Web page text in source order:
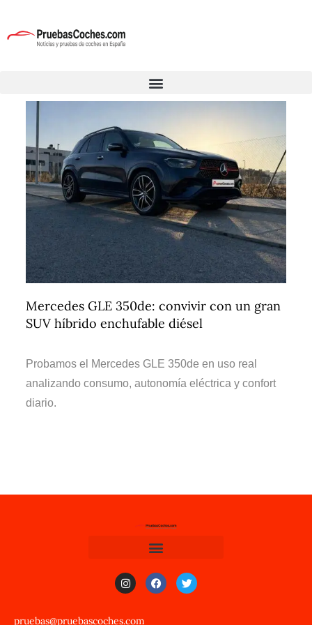
Mercedes GLE 350de: convivir con un gran
SUV híbrido enchufable diésel
Probamos el Mercedes GLE 350de en uso real
analizando consumo, autonomía eléctrica y confort
diario.
pruebas@pruebascoches.com